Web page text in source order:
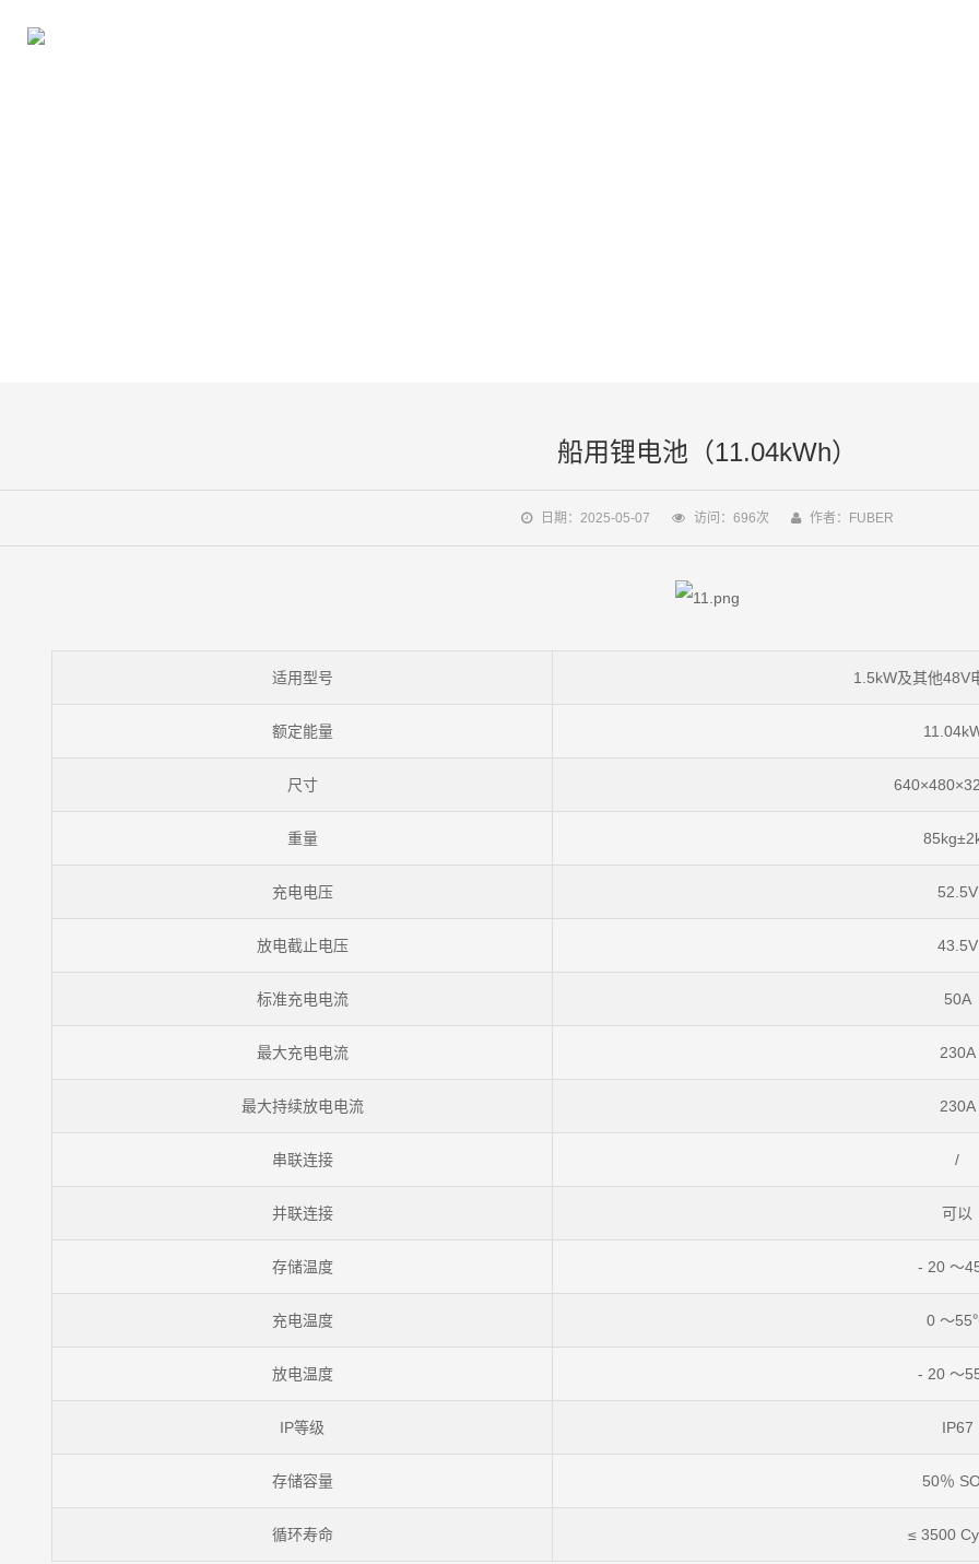
船用锂电池（11.04kWh）
日期：2025-05-07 访问：696次 作者：FUBER
适用型号 1.5kW及其他48V
额定能量
尺寸
重量
充电电压 52.5V
放电截止电压 43.5V
标准充电电流 50A
最大充电电流 230A
最大持续放电电流 230A
串联连接 /
并联连接 可以
存储温度 - 20 ～
充电温度 0 ～
放电温度 - 20 ～
IP等级 IP67
存储容量 50％
循环寿命 ≤ 3500